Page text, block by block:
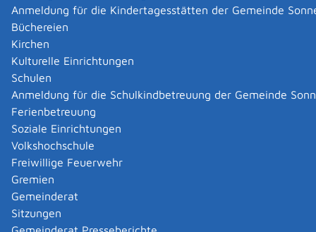
Anmeldung für die Kindertagesstätten der Gemeinde
Büchereien
Kirchen
Kulturelle Einrichtungen
Schulen
Anmeldung für die Schulkindbetreuung der Gemeinde
Ferienbetreuung
Soziale Einrichtungen
Volkshochschule
Freiwillige Feuerwehr
Gremien
Gemeinderat
Sitzungen
Für gleichgestellte behinderte Menschen gelten die
besonderen Regelungen für schwerbehinderte
Menschen mit Ausnahme
des Anspruchs auf Zusatzurlaub und
des Anspruchs auf unentgeltliche Beförderung im
öffentlichen Personenverkehr.
Zuständige Stelle
die für Ihren Wohnort zuständige Agentur für Arbeit.
Agentur für Arbeit Reutlingen
Leistungsdetails